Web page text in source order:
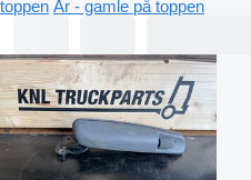
toppen År - gamle på toppen